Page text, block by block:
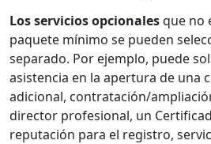
Los servicios opcionalesque no
paquete mínimo se pueden
separado. Por ejemplo, puede
asistencia en la apertura de una
adicional, contratación/
director profesional, un
reputación para el registro,